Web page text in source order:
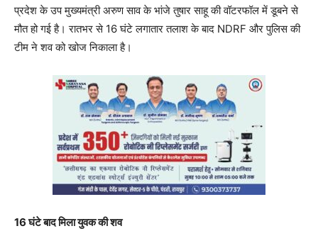
प्रदेश के उप मुख्यमंत्री अरुण साव के भांजे तुषार साहू की वॉटरफॉल में डूबने से
मौत हो गई है। रातभर से 16 घंटे लगातार तलाश के बाद NDRF और पुलिस की
टीम ने शव को खोज निकाला है।
16 घंटे बाद मिला युवक की शव